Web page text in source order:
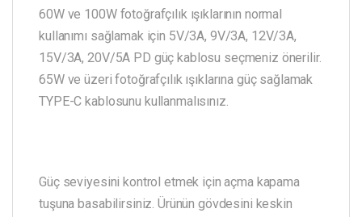
60W ve 100W fotoğrafçılık ışıklarının normal
kullanımı sağlamak için 5V/3A, 9V/3A, 12V/3A,
15V/3A, 20V/5A PD güç kablosu seçmeniz önerilir.
65W ve üzeri fotoğrafçılık ışıklarına güç sağlamak
TYPE-C kablosunu kullanmalısınız.
Güç seviyesini kontrol etmek için açma kapama
tuşuna basabilirsiniz. Ürünün gövdesini keskin